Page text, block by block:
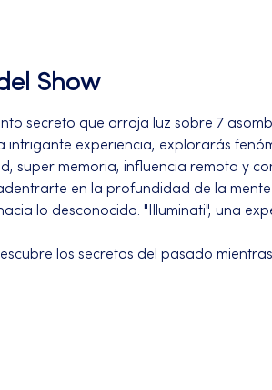
Show
secreto que arroja luz sobre 7
intrigante experiencia, explorarás
super memoria, influencia remota y
en la profundidad de la
lo desconocido. "Illuminati", una
los secretos del pasado